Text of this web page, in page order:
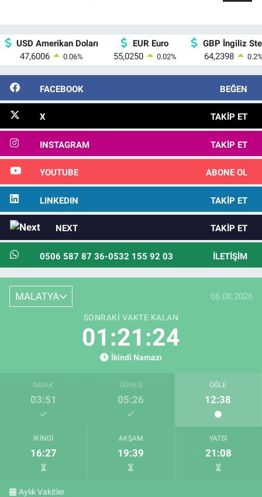
USD Amerikan Doları
47,6006
0.06%
EUR Euro
55,0250
0.02%
GBP İngiliz
64,2398
0.2
FACEBOOK BEĞEN
X TAKIP ET
INSTAGRAM TAKIP ET
YOUTUBE ABONE OL
LINKEDIN TAKIP ET
NEXT TAKIP ET
0506 587 87 36-0532 155 92 03 İLETIŞIM
MALATYA 06.08.2026
SONRAKI VAKTE KALAN
01:21:23
İkindi Namazı
İMSAK
03:51
GÜNEŞ
05:26
ÖĞLE
12:38
İKINDI
16:27
AKŞAM
19:39
YATSI
21:08
Aylık Vakitler